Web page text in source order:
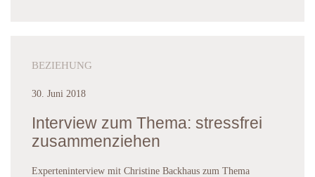
BEZIEHUNG
30. Juni 2018
Interview zum Thema: stressfrei
zusammenziehen
Experteninterview mit Christine Backhaus zum Thema